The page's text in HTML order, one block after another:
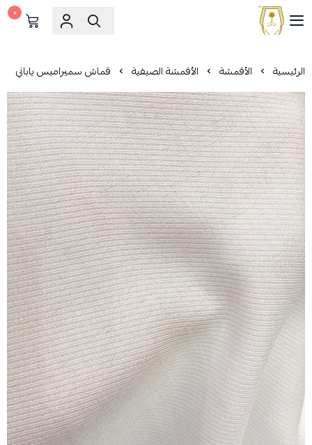
مشالح المهدي الملكية
٠
الرئيسية الأقمشة الأقمشة الصيفية قماش سميراميس ياباني